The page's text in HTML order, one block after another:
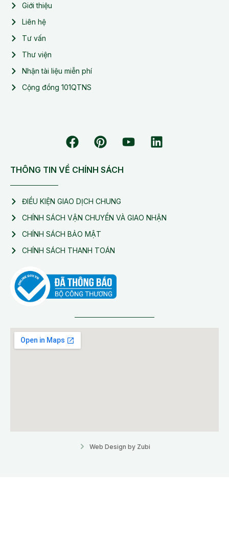
Giới thiệu
Liên hệ
Tư vấn
Thư viện
Nhận tài liệu miễn phí
Cộng đồng 101QTNS
THÔNG TIN VỀ CHÍNH SÁCH
ĐIỀU KIỆN GIAO DỊCH CHUNG
CHÍNH SÁCH VẬN CHUYỂN VÀ GIAO NHẬN
CHÍNH SÁCH BẢO MẬT
CHÍNH SÁCH THANH TOÁN
Web Design by Zubi